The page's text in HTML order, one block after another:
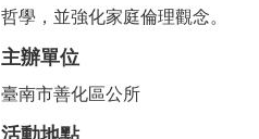
哲學，並強化家庭倫理觀念。
主辦單位
臺南市善化區公所
活動地點